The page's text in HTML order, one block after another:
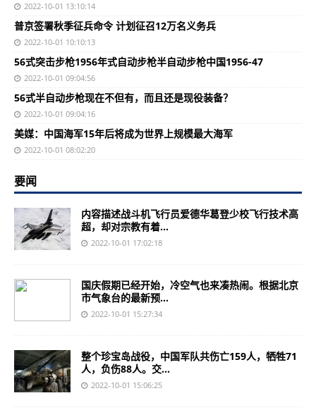
2022-10-01 13:10:14
普京签署秋季征兵命令 计划征召12万名义务兵
2022-10-01 10:10:13
56式突击步枪1956年式自动步枪半自动步枪中国1956-47
2022-10-01 09:04:56
56式半自动步枪现在不但有，而且还是现役装备？
2022-10-01 09:04:16
美媒：中国海军15年后将成为世界上规模最大海军
2022-10-01 08:02:20
要闻
内容描述战斗机飞行员爱德华葛登少校飞行技术高
超，却对宗教有着...
2022-10-01 17:02:18
国庆假期已经开始，冷空气也来凑热闹。根据北京
市气象台的最新预...
2022-10-01 15:27:34
整个珍宝岛战役，中国军队共伤亡159人，牺牲71
人，负伤88人。交...
2022-10-01 15:06:25